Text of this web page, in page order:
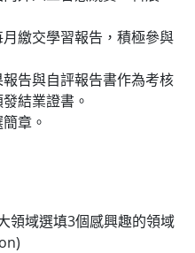
繳交學習報告，積極參與
告與自評報告書作為考核
結業證書。
章。
領域選填3個感興趣的領域